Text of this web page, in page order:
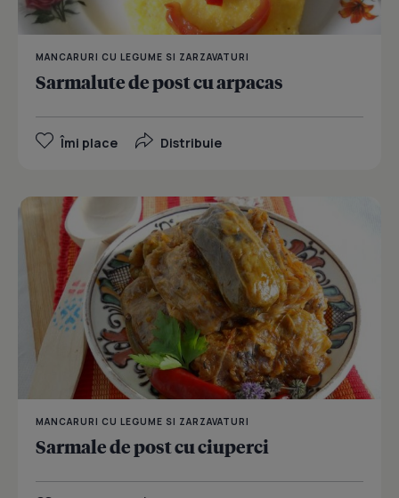
MANCARURI CU LEGUME SI ZARZAVATURI
Sarmalute de post cu arpacas
Îmi place Distribuie
MANCARURI CU LEGUME SI ZARZAVATURI
Sarmale de post cu ciuperci